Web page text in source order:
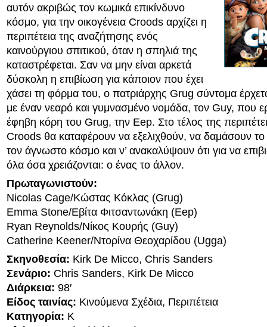
αυτόν ακριβώς τον κωμικά επικίνδυνο
κόσμο, για την οικογένεια Croods αρχίζει η
περιπέτεια της αναζήτησης ενός
καινούργιου σπιτικού, όταν η σπηλιά της
καταστρέφεται. Σαν να μην είναι αρκετά
δύσκολη η επιβίωση για κάποιον που έχει
χάσει τη φόρμα του, ο πατριάρχης Grug σύντομα
με έναν νεαρό και γυμνασμένο νομάδα, τον Guy, που
έφηβη κόρη του Grug, την Εep. Στο τέλος της
Croods θα καταφέρουν να εξελιχθούν, να δαμάσουν
τον άγνωστο κόσμο και ν’ ανακαλύψουν ότι για να
όλα όσα χρειάζονται: ο ένας το άλλον.
Πρωταγωνιστούν:
Nicolas Cage/Κώστας Κόκλας (Grug)
Emma Stone/Εβίτα Φιτσαντωνάκη (Eep)
Ryan Reynolds/Νίκος Κουρής (Guy)
Catherine Keener/Ντορίνα Θεοχαρίδου (Ugga)
Σκηνοθεσία: Kirk De Micco, Chris Sanders
Σενάριο: Chris Sanders, Kirk De Micco
Διάρκεια: 98′
Είδος ταινίας: Κινούμενα Σχέδια, Περιπέτεια
Κατηγορία: K